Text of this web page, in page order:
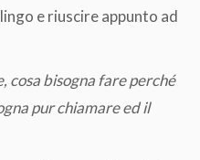
e riuscire appunto ad
cosa bisogna fare perché
pur chiamare ed il